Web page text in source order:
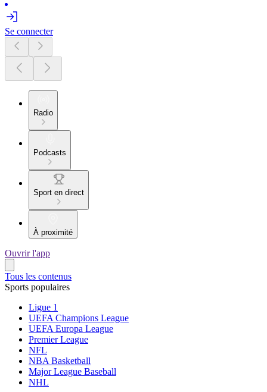
Se connecter
Radio
Podcasts
Sport en direct
À proximité
Ouvrir l'app
Tous les contenus
Sports populaires
Ligue 1
UEFA Champions League
UEFA Europa League
Premier League
NFL
NBA Basketball
Major League Baseball
NHL